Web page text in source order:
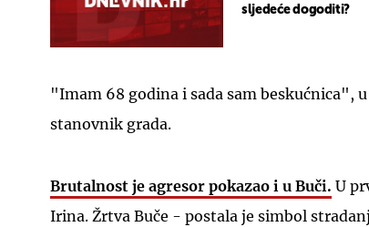
sljedeće dogoditi?
"Imam 68 godina i sada sam beskućnica",
stanovnik grada.
Brutalnost je agresor pokazao i u Buči. U
Irina. Žrtva Buče - postala je simbol